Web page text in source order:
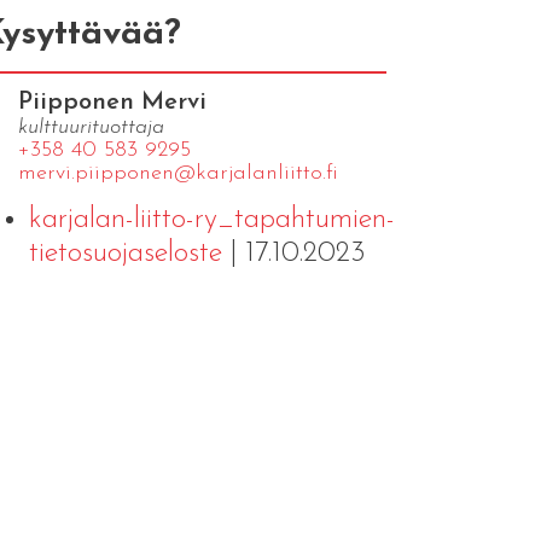
Piipponen Mervi
kulttuurituottaja
+358 40 583 9295
mervi.​piipponen@​kar​jala​nlii​tto.​fi
karjalan-liitto-ry_tapahtumien-
tietosuojaseloste| 17.10.2023